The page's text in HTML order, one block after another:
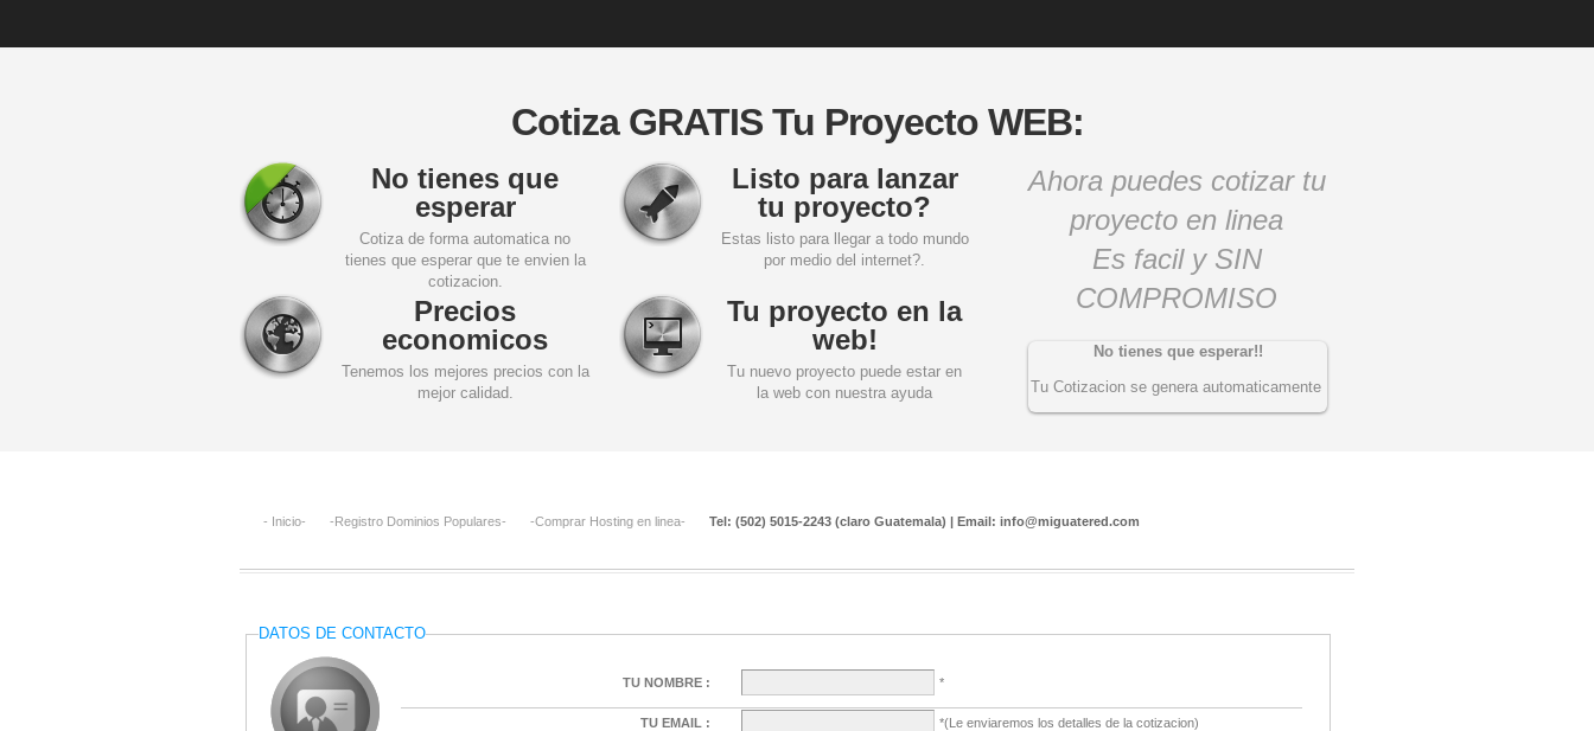
Cotiza GRATIS Tu Proyecto WEB:
No tienes que
esperar
Cotiza de forma automatica no
tienes que esperar que te envien la
cotizacion.
Listo para lanzar
tu proyecto?
Estas listo para llegar a todo mundo
por medio del internet?.
Precios
economicos
Tenemos los mejores precios con la
mejor calidad.
Tu proyecto en la
web!
Tu nuevo proyecto puede estar en
la web con nuestra ayuda
Ahora puedes cotizar tu
proyecto en linea
Es facil y SIN
COMPROMISO
No tienes que esperar!!
Tu Cotizacion se genera automaticamente
- Inicio- -Registro Dominios Populares- -Comprar Hosting en linea- Tel: (502) 5015-2243 (claro Guatemala) | Email: info@miguatered.com
DATOS DE CONTACTO
TU NOMBRE : *
TU EMAIL : *(Le enviaremos los detalles de la cotizacion)